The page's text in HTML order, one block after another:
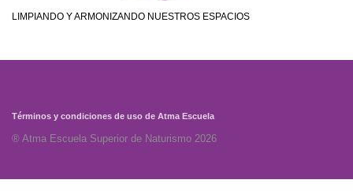
LIMPIANDO Y ARMONIZANDO NUESTROS ESPACIOS
Términos y condiciones de uso de Atma Escuela
® Atma Escuela Superior de Naturismo 2026